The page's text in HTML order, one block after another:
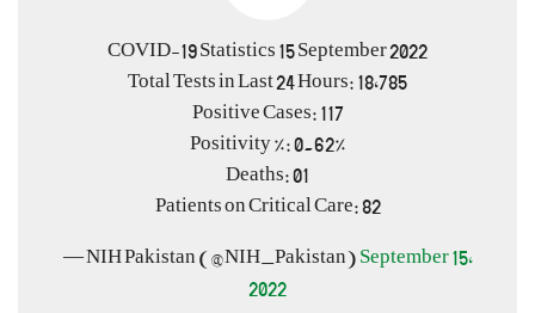
COVID-19 Statistics 15 September 2022
Total Tests in Last 24 Hours: 18,785
Positive Cases: 117
Positivity %: 0.62%
Deaths: 01
Patients on Critical Care: 82
— NIH Pakistan (@NIH_Pakistan)September 15,
2022